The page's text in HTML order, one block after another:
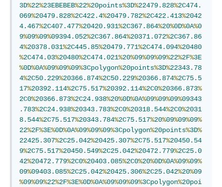
3D%22%23EBEBEB%22%20points%3D%22479.828%2C474.
069%20479.828%2C422.4%20479.782%2C422.413%2042
4.467%2C407.477%20420.931%2C367.864%20%0D%0A%0
9%09%09%09394.052%2C367.864%20371.072%2C367.86
4%20378.031%2C445.85%20479.771%2C474.094%20480
%2C474.03%20480%2C474.021%20%09%09%09%22%2F%3E
%0D%0A%09%09%09%3Cpolygon%20points%3D%22343.78
4%2C50.229%20366.874%2C50.229%20366.874%2C75.5
17%20392.114%2C75.517%20392.114%2C0%20366.873%
2C0%20366.873%2C24.938%20%0D%0A%09%09%09%09343
.783%2C24.938%20343.783%2C0%20318.544%2C0%2031
8.544%2C75.517%20343.784%2C75.517%20%09%09%09%
22%2F%3E%0D%0A%09%09%09%3Cpolygon%20points%3D%
22425.307%2C25.042%20425.307%2C75.517%20450.54
9%2C75.517%20450.549%2C25.042%20472.779%2C25.0
42%20472.779%2C0%20403.085%2C0%20%0D%0A%09%09%
09%09403.085%2C25.042%20425.306%2C25.042%20%09
%09%09%22%2F%3E%0D%0A%09%09%09%3Cpolygon%20poi